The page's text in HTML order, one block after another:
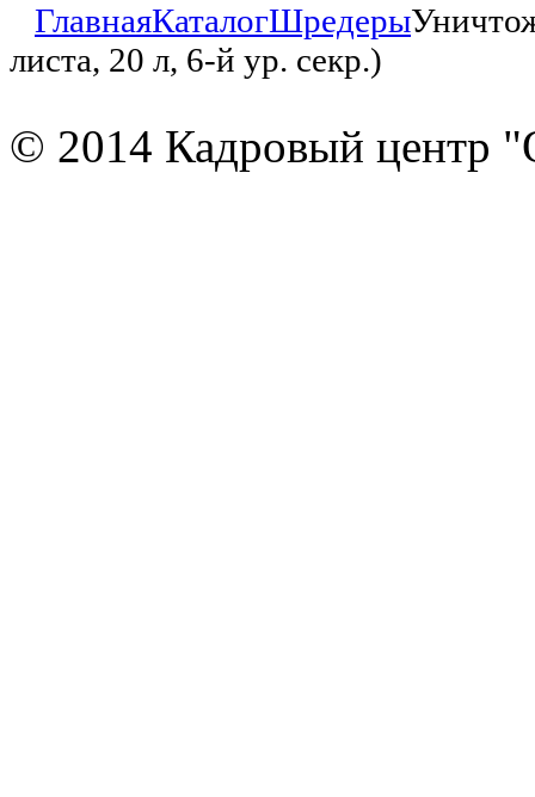
ГлавнаяКаталогШредеры
листа, 20 л, 6-й ур. секр.)
© 2014 Кадровый центр